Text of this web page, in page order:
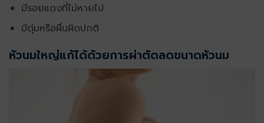
มีรอยแดงที่ไม่หายไป
มีตุ่มหรือผื่นผิดปกติ
หัวนมใหญ่แก้ได้ด้วยการผ่าตัดลดขนาดหัวนม